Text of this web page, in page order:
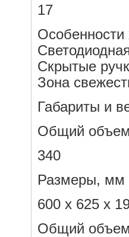
17
Скрытые
Зона
Габариты и
Общий
340
Размеры,
600 х 625 х
Общий